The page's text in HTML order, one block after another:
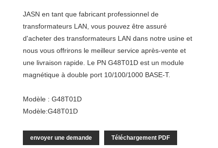
JASN en tant que fabricant professionnel de
transformateurs LAN, vous pouvez être assuré
d'acheter des transformateurs LAN dans notre usine et
nous vous offrirons le meilleur service après-vente et
une livraison rapide. Le PN G48T01D est un module
magnétique à double port 10/100/1000 BASE-T.
Modèle : G48T01D
Modèle:G48T01D
envoyer une demande Téléchargement PDF